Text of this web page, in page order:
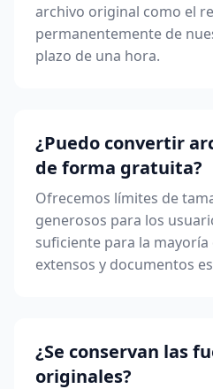
archivo original como el
permanentemente de
plazo de una hora.
¿Puedo convertir
de forma gratuita?
Ofrecemos límites de
generosos para los
suficiente para la
extensos y documentos
¿Se conservan las
originales?